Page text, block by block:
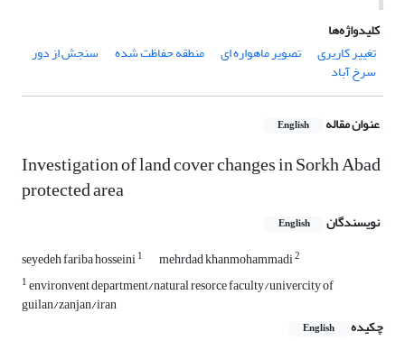
کلیدواژه‌ها
تغییر کاریری
تصویر ماهواره ای منطقه حفاظت شده سنجش از دور
سرخ آباد
عنوان مقاله English
Investigation of land cover changes in Sorkh Abad
protected area
نویسندگان English
seyedeh fariba hosseini1 mehrdad khanmohammadi2
1environvent department/natural resorce faculty/univercity of
guilan/zanjan/iran
چکیده
English